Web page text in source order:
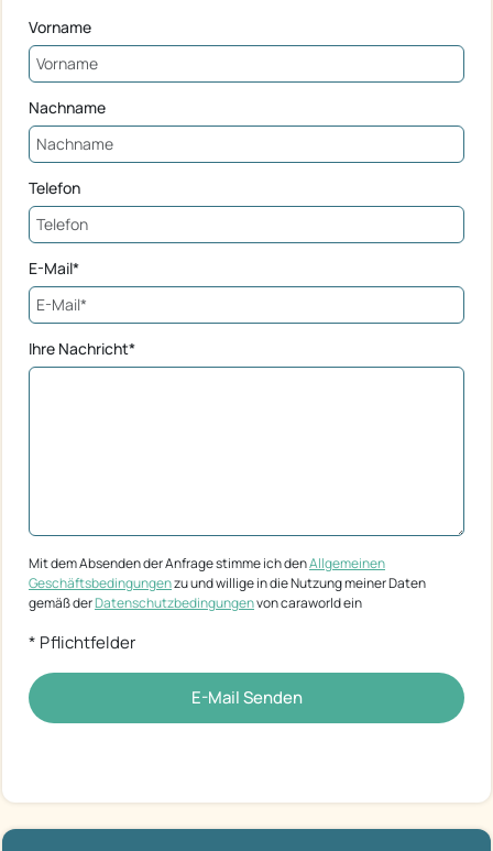
Vorname
Nachname
Telefon
E-Mail*
Ihre Nachricht*
Mit dem Absenden der Anfrage stimme ich denAllgemeinen
Geschäftsbedingungenzu und willige in die Nutzung meiner Daten
gemäß derDatenschutzbedingungenvon caraworld ein
* Pflichtfelder
E-Mail Senden